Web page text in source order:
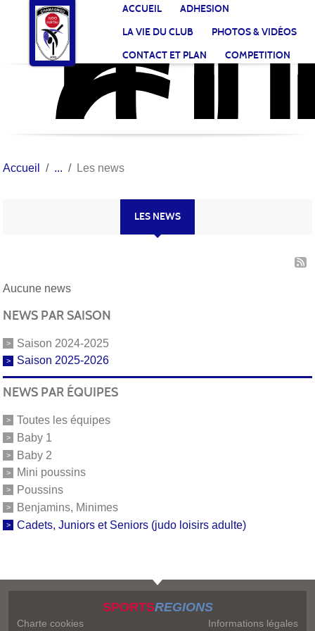
ACCUEIL
ADHESION
LA VIE DU CLUB
PHOTOS & VIDÉOS
CONTACT ET PLAN
COMPETITION
Accueil Les news
LES NEWS
Aucune news
NEWS PAR SAISON
Saison 2024-2025
Saison 2025-2026
NEWS PAR ÉQUIPES
Toutes les équipes
Baby 1
Baby 2
Mini poussins
Poussins
Benjamins, Minimes
Cadets, Juniors et Seniors (judo loisirs adulte)
SPORTSREGIONS
Charte cookies Informations légales
Panneau de gestion des cookies